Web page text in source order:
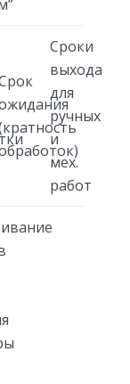
Сроки
выхода
для
ручных
и
мех.
работ